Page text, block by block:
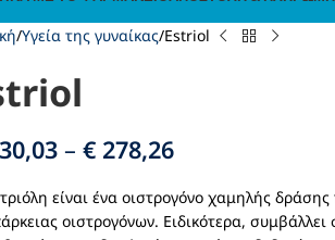
Υγεία της γυναίκας Estriol
– € 278,26
είναι ένα οιστρογόνο χαμηλής
οιστρογόνων. Ειδικότερα,